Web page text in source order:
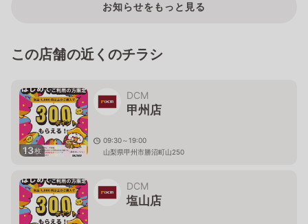
お知らせをもっと見る
この店舗の近くのチラシ
13枚
DCM
甲州店
09:30～19:00
山梨県甲州市勝沼町山250
DCM
塩山店